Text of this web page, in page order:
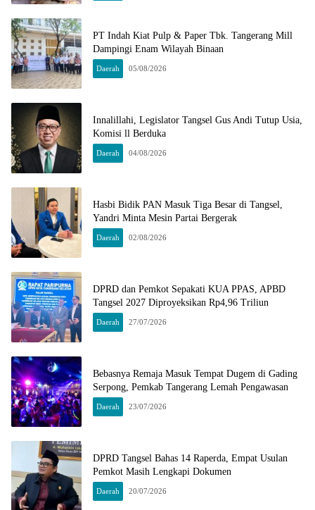
PT Indah Kiat Pulp & Paper Tbk. Tangerang Mill
Dampingi Enam Wilayah Binaan
Daerah 05/08/2026
Innalillahi, Legislator Tangsel Gus Andi Tutup Usia,
Komisi ll Berduka
Daerah 04/08/2026
Hasbi Bidik PAN Masuk Tiga Besar di Tangsel,
Yandri Minta Mesin Partai Bergerak
Daerah 02/08/2026
DPRD dan Pemkot Sepakati KUA PPAS, APBD
Tangsel 2027 Diproyeksikan Rp4,96 Triliun
Daerah 27/07/2026
Bebasnya Remaja Masuk Tempat Dugem di Gading
Serpong, Pemkab Tangerang Lemah Pengawasan
Daerah 23/07/2026
DPRD Tangsel Bahas 14 Raperda, Empat Usulan
Pemkot Masih Lengkapi Dokumen
Daerah 20/07/2026